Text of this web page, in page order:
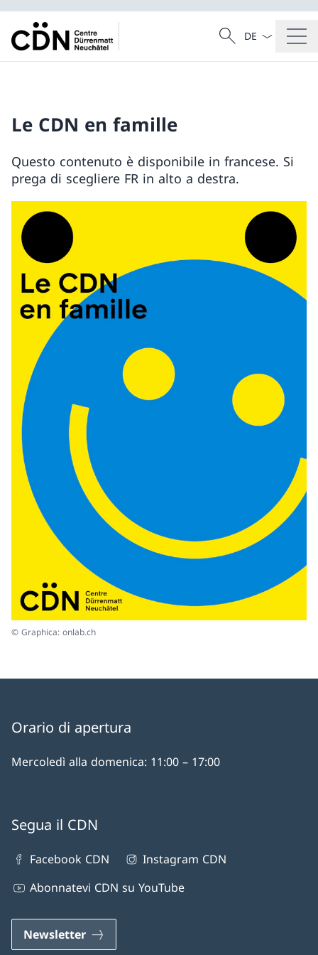
Cercare
Ricerca
Dal menu a
Le CDN en famille
Questo contenuto è disponibile in francese. Si
prega di scegliere FR in alto a destra.
© Graphica: onlab.ch
Orario di apertura
Mercoledì alla domenica: 11:00 – 17:00
Segua il CDN
Facebook CDN
Instagram CDN
Abonnatevi CDN su YouTube
Newsletter